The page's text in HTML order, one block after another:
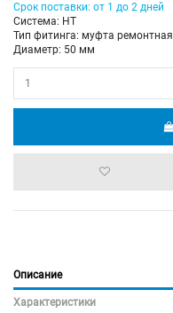
Срок поставки: от 1 до 2 дней
Система: HT
Тип фитинга: муфта ремонтная
Диаметр: 50 мм
Описание
Характеристики